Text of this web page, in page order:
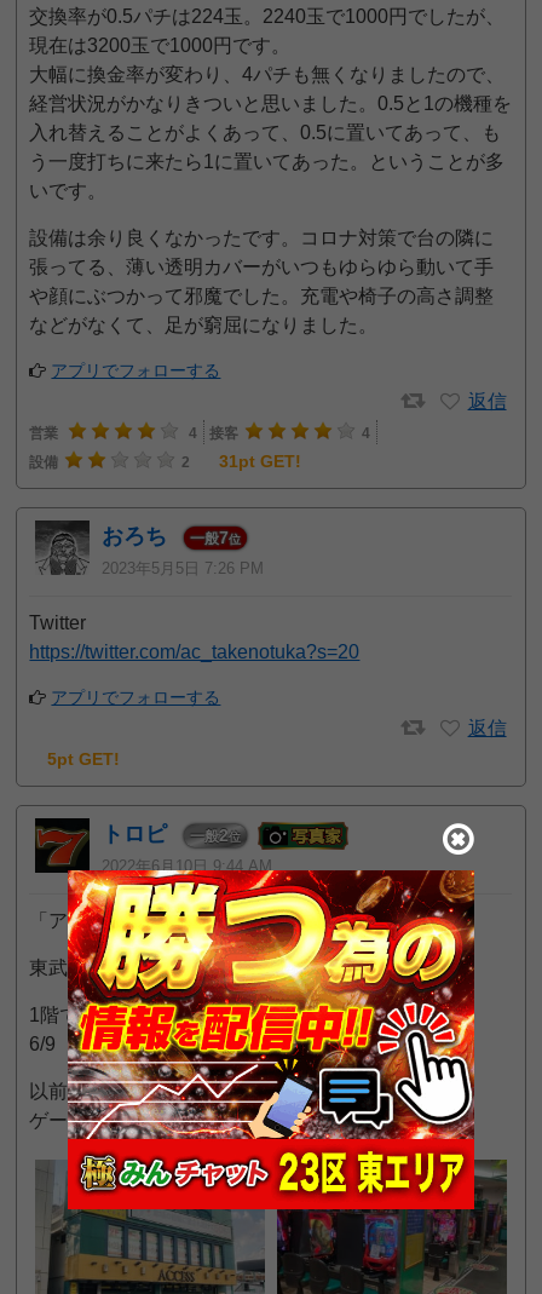
交換率が0.5パチは224玉。2240玉で1000円でしたが、
現在は3200玉で1000円です。
大幅に換金率が変わり、4パチも無くなりましたので、
経営状況がかなりきついと思いました。0.5と1の機種を
入れ替えることがよくあって、0.5に置いてあって、も
う一度打ちに来たら1に置いてあった。ということが多
いです。
設備は余り良くなかったです。コロナ対策で台の隣に
張ってる、薄い透明カバーがいつもゆらゆら動いて手
や顔にぶつかって邪魔でした。充電や椅子の高さ調整
などがなくて、足が窮屈になりました。
アプリでフォローする
返信
営業 4 接客
4
設備
2 31pt GET!
おろち 一般7位
2023年5月5日 7:26 PM
Twitter
https://twitter.com/ac_takenotuka?s=20
アプリでフォローする
返信
5pt GET!
トロピ 一般2位
2022年6月10日 9:44 AM
「アクセス竹の塚店」
東武伊勢崎線 竹ノ塚駅前の小型店
1階でパチンコのみ営業
6/9（木）17時頃の客数 30名
以前営業していた2階スロットは
ゲームセンターになっていました。